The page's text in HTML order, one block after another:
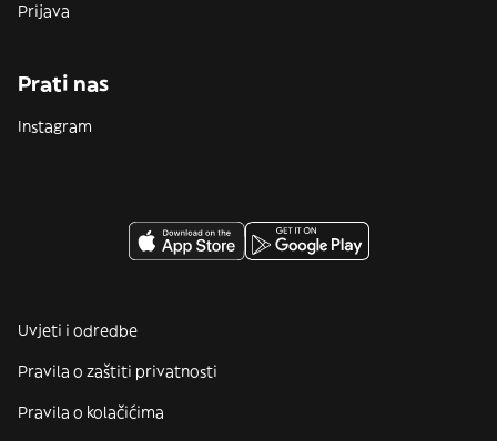
Prijava
Prati nas
Instagram
Uvjeti i odredbe
Pravila o zaštiti privatnosti
Pravila o kolačićima